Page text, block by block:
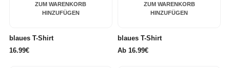
ZUM WARENKORB
HINZUFÜGEN
blaues T-Shirt
16.99€
ZUM WARENKORB
HINZUFÜGEN
blaues T-Shirt
Ab 16.99€